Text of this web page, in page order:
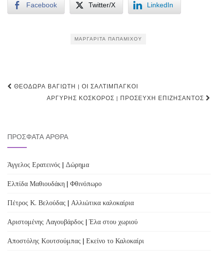
Facebook Twitter/X LinkedIn
ΜΑΡΓΑΡΊΤΑ ΠΑΠΑΜΊΧΟΥ
Post
navigation
ΘΕΟΔΏΡΑ ΒΑΓΙΏΤΗ | ΟΙ ΣΑΛΤΙΜΠΆΓΚΟΙ
ΑΡΓΎΡΗΣ ΚΌΣΚΟΡΟΣ | ΠΡΟΣΕΥΧΉ ΕΠΙΖΉΣΑΝΤΟΣ
ΠΡΌΣΦΑΤΑ ΆΡΘΡΑ
Άγγελος Ερατεινός | Δώρημα
Ελπίδα Μαθιουδάκη | Φθινόπωρο
Πέτρος Κ. Βελούδας | Αλλιώτικα καλοκαίρια
Αριστομένης Λαγουβάρδος | Έλα στου χωριού
Αποστόλης Κουτσούμπας | Εκείνο το Καλοκαίρι